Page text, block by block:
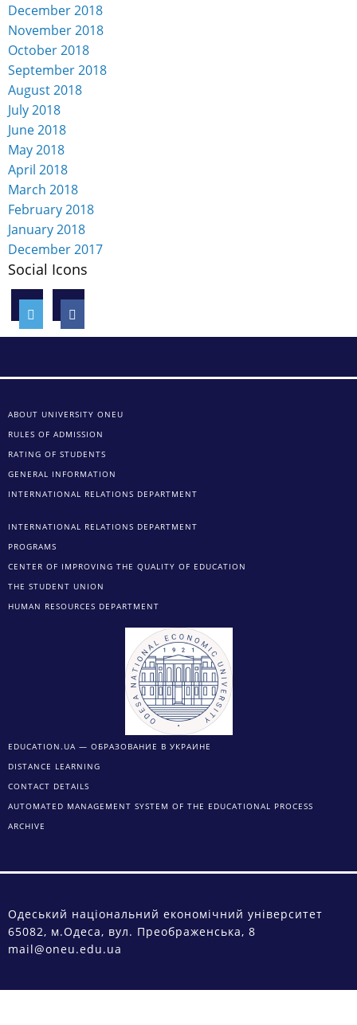
December 2018
November 2018
October 2018
September 2018
August 2018
July 2018
June 2018
May 2018
April 2018
March 2018
February 2018
January 2018
December 2017
Social Icons
ABOUT UNIVERSITY ONEU
RULES OF ADMISSION
RATING OF STUDENTS
GENERAL INFORMATION
INTERNATIONAL RELATIONS DEPARTMENT
INTERNATIONAL RELATIONS DEPARTMENT
PROGRAMS
CENTER OF IMPROVING THE QUALITY OF EDUCATION
THE STUDENT UNION
HUMAN RESOURCES DEPARTMENT
EDUCATION.UA — ОБРАЗОВАНИЕ В УКРАИНЕ
DISTANCE LEARNING
CONTACT DETAILS
AUTOMATED MANAGEMENT SYSTEM OF THE EDUCATIONAL PROCESS
ARCHIVE
Одеський національний економічний університет
65082, м.Одеса, вул. Преображенська, 8
mail@oneu.edu.ua